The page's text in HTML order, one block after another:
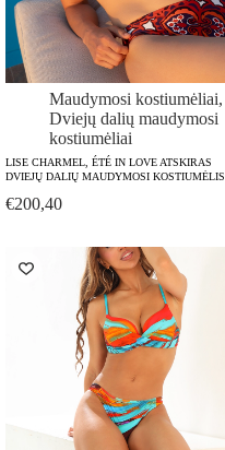
Maudymosi kostiumėliai,
Dviejų dalių maudymosi
kostiumėliai
LISE CHARMEL, ÉTÉ IN LOVE ATSKIRAS
DVIEJŲ DALIŲ MAUDYMOSI KOSTIUMĖLIS
€200,40